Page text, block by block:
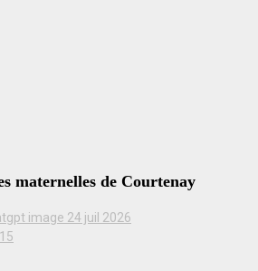
maternelles de Courtenay